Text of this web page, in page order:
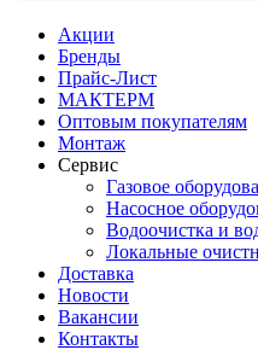
Акции
Бренды
Прайс-Лист
МАКТЕРМ
Оптовым покупателям
Монтаж
Сервис
Газовое
Насосное
Водоочистка и
Локальные
Доставка
Новости
Вакансии
Контакты